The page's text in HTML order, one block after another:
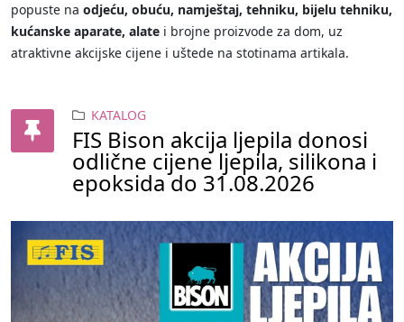
popuste na odjeću, obuću, namještaj, tehniku, bijelu tehniku,
kućanske aparate, alate i brojne proizvode za dom, uz
atraktivne akcijske cijene i uštede na stotinama artikala.
KATALOG
FIS Bison akcija ljepila donosi
odlične cijene ljepila, silikona i
epoksida do 31.08.2026